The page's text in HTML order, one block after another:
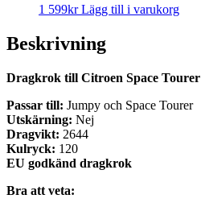
1 599kr Lägg till i varukorg
Beskrivning
Dragkrok till Citroen Space Tourer
Passar till: Jumpy och Space Tourer
Utskärning: Nej
Dragvikt: 2644
Kulryck: 120
EU godkänd dragkrok
Bra att veta: